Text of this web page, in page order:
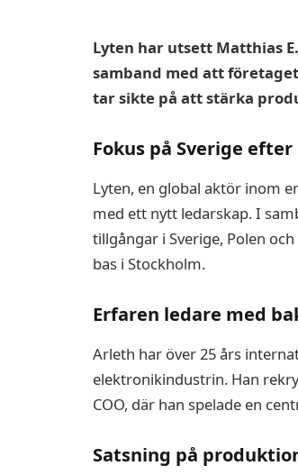
Lyten har utsett Matthias
samband med att
tar sikte på att stärka
Fokus på Sverige
Lyten, en global aktör inom
med ett nytt ledarskap. I
tillgångar i Sverige, Polen
bas i Stockholm.
Erfaren ledare med
Arleth har över 25 års
elektronikindustrin. Han
COO, där han spelade en
Satsning på